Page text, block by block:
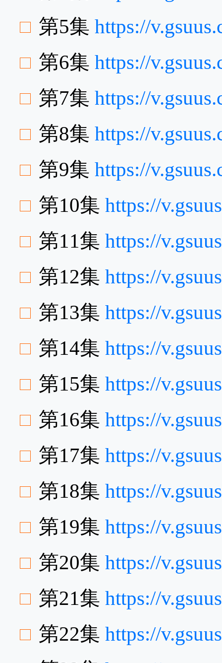
第5集 https://
第6集 https://
第7集 https://
第8集 https://
第9集 https://
第10集 https://
第11集 https://
第12集 https://
第13集 https://
第14集 https://
第15集 https://
第16集 https://
第17集 https://
第18集 https://
第19集 https://
第20集 https://
第21集 https://
第22集 https://